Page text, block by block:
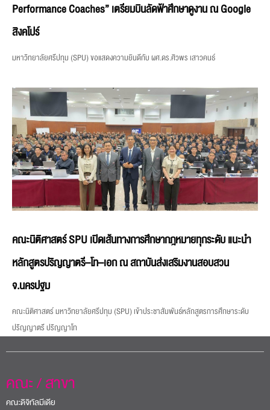
Performance Coaches” เตรียมบินลัดฟ้าศึกษาดูงาน ณ Google
สิงคโปร์
มหาวิทยาลัยศรีปทุม (SPU) ขอแสดงความยินดีกับ ผศ.ดร.ศิวพร เสาวคนธ์
คณะนิติศาสตร์ SPU เปิดเส้นทางการศึกษากฎหมายทุกระดับ แนะนำ
หลักสูตรปริญญาตรี–โท–เอก ณ สถาบันส่งเสริมงานสอบสวน
จ.นครปฐม
คณะนิติศาสตร์ มหาวิทยาลัยศรีปทุม (SPU) เข้าประชาสัมพันธ์หลักสูตรการศึกษาระดับ
ปริญญาตรี ปริญญาโท
คณะ / สาขา
คณะดิจิทัลมีเดีย